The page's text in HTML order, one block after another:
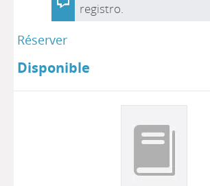
registro.
Réserver
Disponible